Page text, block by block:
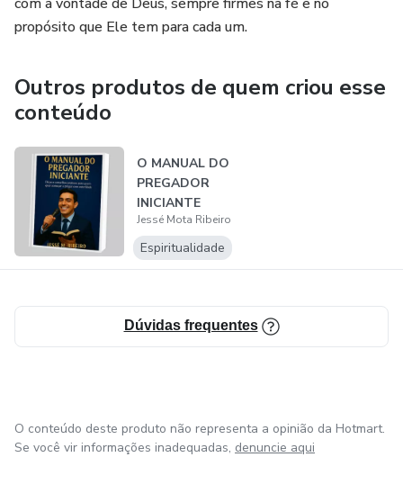
propósito que Ele tem para cada um.
Outros produtos de quem criou esse
conteúdo
O MANUAL DO
PREGADOR
INICIANTE
Jessé Mota Ribeiro
Espiritualidade
Dúvidas frequentes
O conteúdo deste produto não representa a opinião da Hotmart.
Se você vir informações inadequadas, denuncie aqui